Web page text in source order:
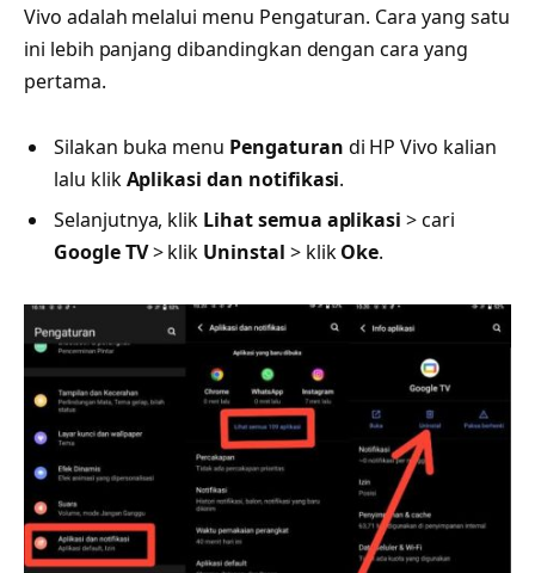
Vivo adalah melalui menu Pengaturan. Cara yang satu
ini lebih panjang dibandingkan dengan cara yang
pertama.
Silakan buka menu Pengaturan di HP Vivo kalian
lalu klikAplikasi dan notifikasi.
Selanjutnya, klik Lihat semua aplikasi > cari
Google TV> klik Uninstal > klikOke.